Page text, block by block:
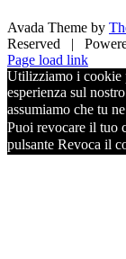
Avada Theme by
Reserved |
Facebook
X
Pinterest
Instagram
Page load link
Utilizziamo i cookie
esperienza sul
assumiamo che tu
Puoi revocare il tuo
pulsante Revoca il